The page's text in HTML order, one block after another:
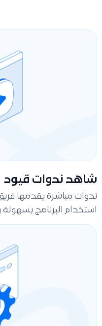
شاهد ندوات قيود
ندوات مباشرة يقدمها
استخدام البرنامج بسهولة